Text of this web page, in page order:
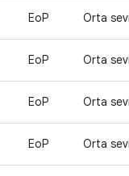
EoP Orta
EoP Orta
EoP Orta
EoP Orta